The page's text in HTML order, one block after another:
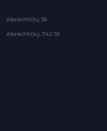
Albrechtičky 56
Albrechtičky, 742 55